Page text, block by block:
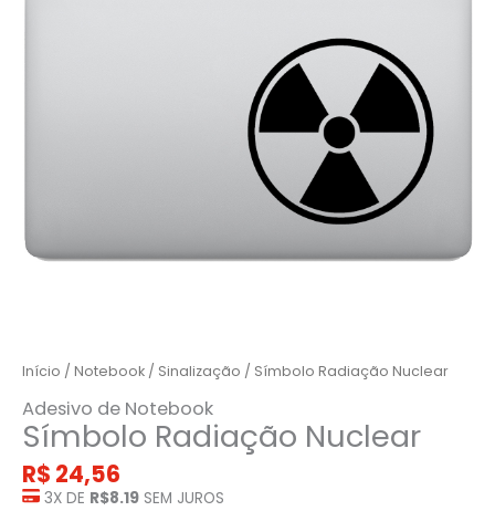
Início / Notebook / Sinalização / Símbolo Radiação Nuclear
Adesivo de Notebook
Símbolo Radiação Nuclear
R$ 24,56
3X DE R$8.19 SEM JUROS